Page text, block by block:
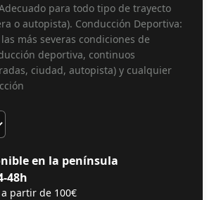
para todo tipo de trayecto
o autopista). Conducción Deportiva:
más severas condiciones de
deportiva, continuos
ciudad, autopista) y cualquier
en la península
48h
partir de 100€